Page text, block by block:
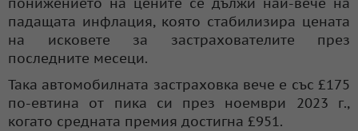
падащата инфлация, която стабилизира цената
на исковете за застрахователите през
последните месеци.
Така автомобилната застраховка вече е със £175
по-евтина от пика си през ноември 2023 г.,
когато средната премия достигна £951.